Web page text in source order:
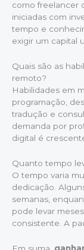
como freelancer
iniciadas com
tempo e
exigir um capital
Quais são as
remoto?
Habilidades em
programação,
tradução e
demanda por
digital é
Quanto tempo
O tempo varia
dedicação.
semanas,
pode levar
consistente. A